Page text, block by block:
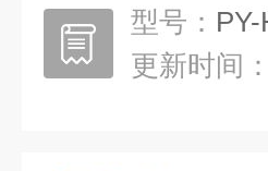
型号：
更新时间：